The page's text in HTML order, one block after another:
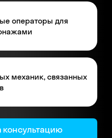
операторы для
механик, связанных
консультацию